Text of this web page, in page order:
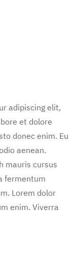
adipiscing elit,
et dolore
donec enim. Eu
aenean.
mauris cursus
fermentum
Lorem dolor
enim. Viverra